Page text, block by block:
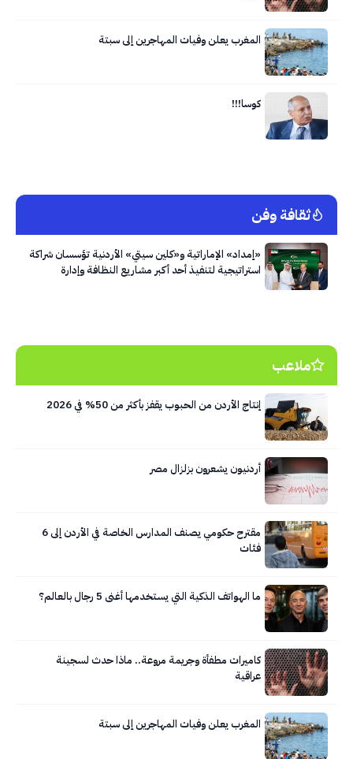
المغرب يعلن وفيات المهاجرين إلى سبتة
كوسا!!!
ثقافة وفن
«إمداد» الإماراتية و«كلين سيتي» الأردنية تؤسسان شراكة
استراتيجية لتنفيذ أحد أكبر مشاريع النظافة وإدارة
ملاعب
إنتاج الأردن من الحبوب يقفز بأكثر من 50% في 2026
أردنيون يشعرون بزلزال مصر
مقترح حكومي يصنف المدارس الخاصة في الأردن إلى 6
فئات
ما الهواتف الذكية التي يستخدمها أغنى 5 رجال بالعالم؟
كاميرات مطفأة وجريمة مروعة.. ماذا حدث لسجينة
عراقية
المغرب يعلن وفيات المهاجرين إلى سبتة